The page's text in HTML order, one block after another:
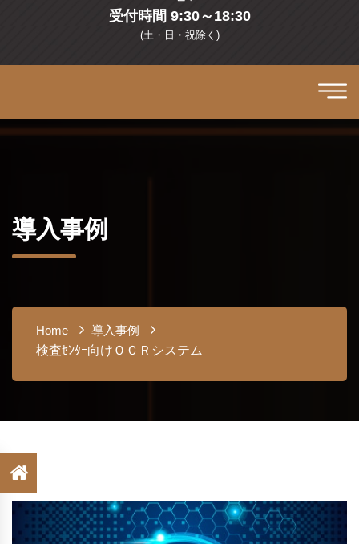
受付時間 9:30～18:30
(土・日・祝除く)
導入事例
Home 導入事例
検査ｾﾝﾀｰ向けＯＣＲシステム